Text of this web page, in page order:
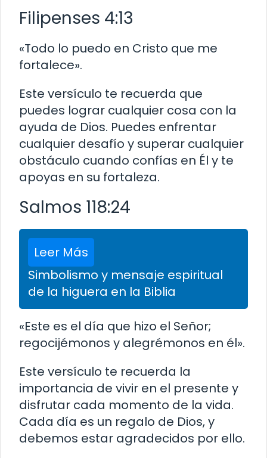
Filipenses 4:13
«Todo lo puedo en Cristo que me
fortalece».
Este versículo te recuerda que
puedes lograr cualquier cosa con la
ayuda de Dios. Puedes enfrentar
cualquier desafío y superar cualquier
obstáculo cuando confías en Él y te
apoyas en su fortaleza.
Salmos 118:24
Leer Más
Simbolismo y mensaje espiritual
de la higuera en la Biblia
«Este es el día que hizo el Señor;
regocijémonos y alegrémonos en él».
Este versículo te recuerda la
importancia de vivir en el presente y
disfrutar cada momento de la vida.
Cada día es un regalo de Dios, y
debemos estar agradecidos por ello.